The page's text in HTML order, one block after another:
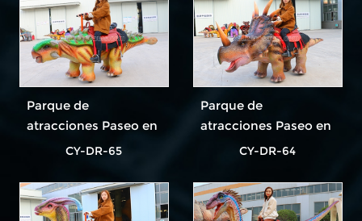
Parque de
atracciones Paseo en
dinosaurio El paseo
popular
CY-DR-65
Parque de
atracciones Paseo en
dinosaurio El paseo
popular
CY-DR-64